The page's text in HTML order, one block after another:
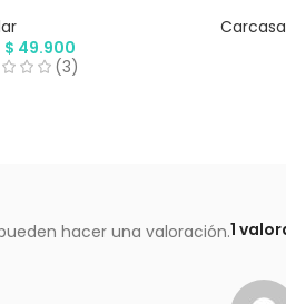
$ 49.900
(3)
1
hacer una valoración.